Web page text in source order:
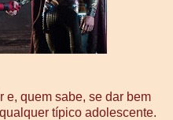
e, quem sabe, se dar bem
típico adolescente.